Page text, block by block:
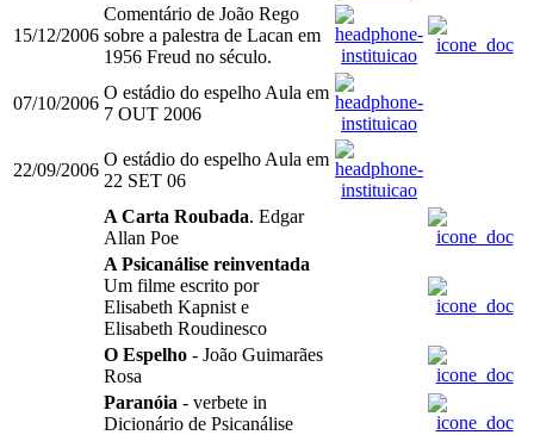
15/12/2006
Comentário de João Rego
sobre a palestra de Lacan em
1956 Freud no século.
07/10/2006
O estádio do espelho Aula em
7 OUT 2006
22/09/2006
O estádio do espelho Aula em
22 SET 06
A Carta Roubada. Edgar
Allan Poe
A Psicanálise reinventada
Um filme escrito por
Elisabeth Kapnist e
Elisabeth Roudinesco
O Espelho - João Guimarães
Rosa
Paranóia - verbete in
Dicionário de Psicanálise